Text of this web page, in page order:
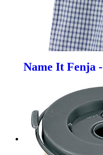
Name It Fenja